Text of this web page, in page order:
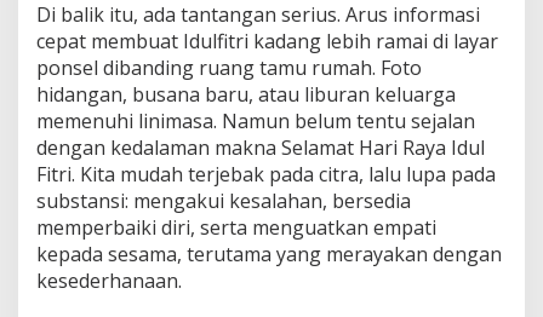
Di balik itu, ada tantangan serius. Arus informasi
cepat membuat Idulfitri kadang lebih ramai di layar
ponsel dibanding ruang tamu rumah. Foto
hidangan, busana baru, atau liburan keluarga
memenuhi linimasa. Namun belum tentu sejalan
dengan kedalaman makna Selamat Hari Raya Idul
Fitri. Kita mudah terjebak pada citra, lalu lupa pada
substansi: mengakui kesalahan, bersedia
memperbaiki diri, serta menguatkan empati
kepada sesama, terutama yang merayakan dengan
kesederhanaan.